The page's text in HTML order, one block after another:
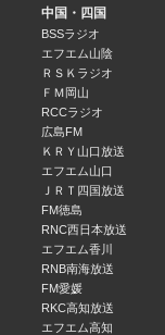
史 作家 吉田満 第２回
演)
ストーリー 第１回「モコ
読)
ストーリー第２回「うさ
子(朗読)
ストーリー「くまさんの
(脚本)/山田大樹(朗読)
中国・四国
BSSラジオ
エフエム山陰
ＲＳＫラジオ
ＦＭ岡山
RCCラジオ
広島FM
ＫＲＹ山口放送
エフエム山口
ＪＲＴ四国放送
FM徳島
RNC西日本放送
エフエム香川
RNB南海放送
FM愛媛
RKC高知放送
エフエム高知